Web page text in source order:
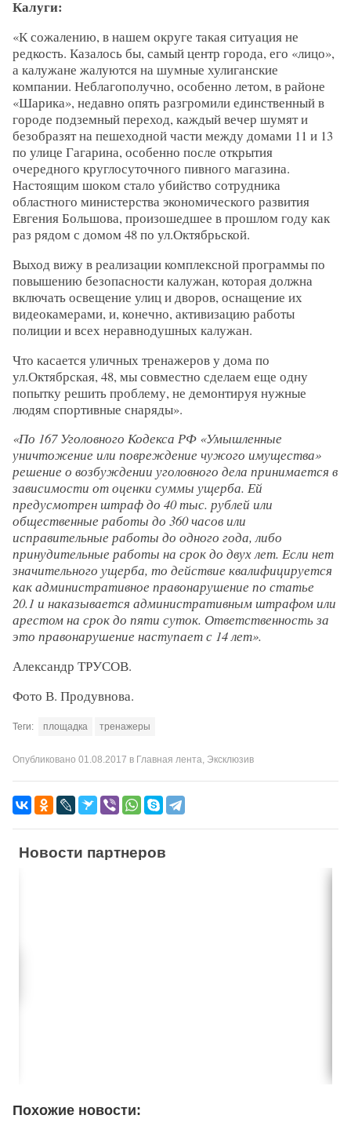
Калуги:
«К сожалению, в нашем округе такая ситуация не
редкость. Казалось бы, самый центр города, его «лицо»,
а калужане жалуются на шумные хулиганские
компании. Неблагополучно, особенно летом, в районе
«Шарика», недавно опять разгромили единственный в
городе подземный переход, каждый вечер шумят и
безобразят на пешеходной части между домами 11 и 13
по улице Гагарина, особенно после открытия
очередного круглосуточного пивного магазина.
Настоящим шоком стало убийство сотрудника
областного министерства экономического развития
Евгения Большова, произошедшее в прошлом году как
раз рядом с домом 48 по ул.Октябрьской.
Выход вижу в реализации комплексной программы по
повышению безопасности калужан, которая должна
включать освещение улиц и дворов, оснащение их
видеокамерами, и, конечно, активизацию работы
полиции и всех неравнодушных калужан.
Что касается уличных тренажеров у дома по
ул.Октябрская, 48, мы совместно сделаем еще одну
попытку решить проблему, не демонтируя нужные
людям спортивные снаряды».
«По 167 Уголовного Кодекса РФ «Умышленные
уничтожение или повреждение чужого имущества»
решение о возбуждении уголовного дела принимается в
зависимости от оценки суммы ущерба. Ей
предусмотрен штраф до 40 тыс. рублей или
общественные работы до 360 часов или
исправительные работы до одного года, либо
принудительные работы на срок до двух лет. Если нет
значительного ущерба, то действие квалифицируется
как административное правонарушение по статье
20.1 и наказывается административным штрафом или
арестом на срок до пяти суток. Ответственность за
это правонарушение наступает с 14 лет».
Александр ТРУСОВ.
Фото В. Продувнова.
Теги: площадка тренажеры
Опубликовано 01.08.2017 в Главная лента Эксклюзив
Новости партнеров
Похожие новости: